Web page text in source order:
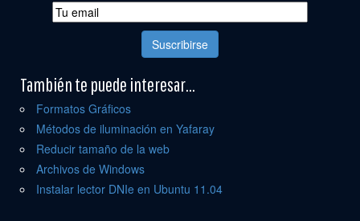
También te puede interesar...
Formatos Gráficos
Métodos de iluminación en Yafaray
Reducir tamaño de la web
Archivos de Windows
Instalar lector DNIe en Ubuntu 11.04